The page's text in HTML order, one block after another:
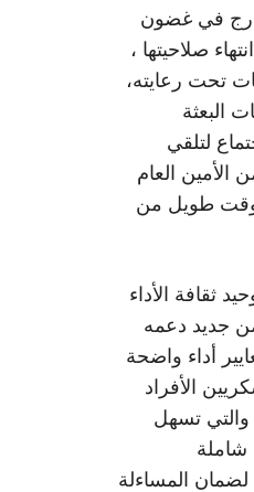
في غضون
صلاحيتها ،
تحت رعايته،
البعثة
لتلقي
العام
وقت طويل من
ثقافة الأداء
جديد دعمه
أداء واضحة
الأفراد
والتي تسهل
شاملة
المساءلة